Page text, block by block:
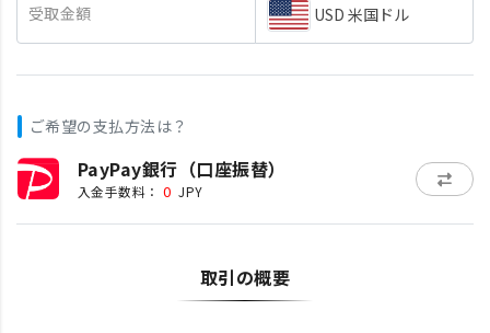
受取金額 USD 米国ドル
ご希望の支払方法は？
PayPay銀行（口座振替）
入金手数料： 0 JPY
取引の概要